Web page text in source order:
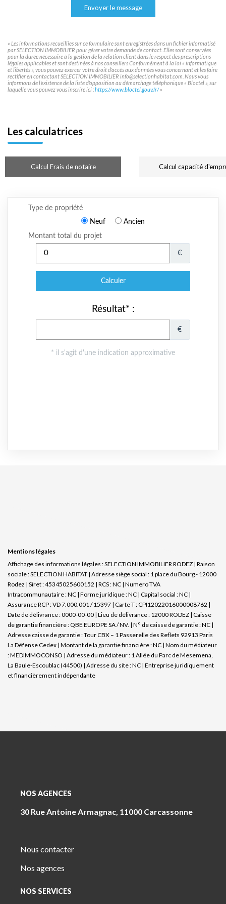
Envoyer le message
« Les informations recueillies sur ce formulaire sont enregistrées dans un fichier informatisé
par SELECTION IMMOBILIER pour gérer votre demande de contact. Elles sont conservées
pour la durée nécessaire à la gestion de la relation client dans le respect des prescriptions
légales applicables et sont destinées à nos conseillers Conformément à la loi « informatique
et libertés », vous pouvez exercer votre droit d'accès aux données vous concernant et les faire
rectifier en contactant SELECTION IMMOBILIER info@selectionhabitat.com. Nous vous
informons de l'existence de la liste d'opposition au démarchage téléphonique « Bloctel », sur
laquelle vous pouvez vous inscrire ici :https://www.bloctel.gouv.fr/»
Les calculatrices
Calcul Frais de notaire Calcul capacité
Mentions légales
Affichage des informations légales : SELECTION IMMOBILIER RODEZ | Raison
sociale : SELECTION HABITAT | Adresse siège social : 1 place du Bourg - 12000
Rodez | Siret : 45345025600152 | RCS : NC | Numero TVA
Intracommunautaire : NC | Forme juridique : NC | Capital social : NC |
Assurance RCP : VD 7.000.001 / 15397 | Carte T : CPI12022016000008762 |
Date de délivrance : 0000-00-00 | Lieu de délivrance : 12000 RODEZ | Caisse
de garantie financière : QBE EUROPE SA / NV. | N° de caisse de garantie : NC |
Adresse caisse de garantie : Tour CBX – 1 Passerelle des Reflets 92913 Paris
La Défense Cedex | Montant de la garantie financière : NC | Nom du médiateur
: MEDIMMOCONSO | Adresse du médiateur : 1 Allée du Parc de Mesemena,
La Baule-Escoublac (44500) | Adresse du site : NC | Entreprise juridiquement
et financièrement indépendante
NOS AGENCES
30 Rue Antoine Armagnac, 11000 Carcassonne
Nous contacter
Nos agences
NOS SERVICES